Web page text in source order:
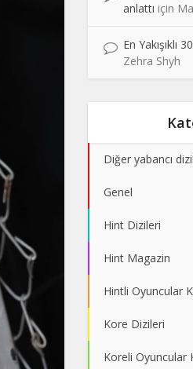
anlattı için
En Yakışıklı
Zehra Shyh
Diğer yabancı
Genel
Hint Dizileri
Hint Magazin
Hintli Oyuncular
Kore Dizileri
Koreli Oyuncular